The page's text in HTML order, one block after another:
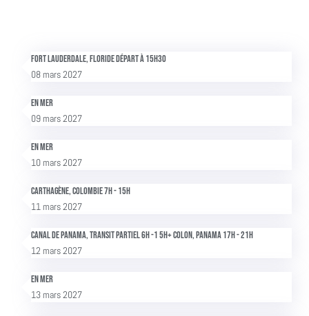
Fort Lauderdale, Floride Départ à 15h30
08 mars 2027
En mer
09 mars 2027
En mer
10 mars 2027
Carthagène, Colombie 7h - 15h
11 mars 2027
Canal de Panama, transit partiel 6h -1 5h+ Colon, Panama 17h - 21h
12 mars 2027
En mer
13 mars 2027